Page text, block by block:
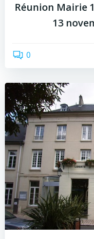
Réunion Mairie
13
0